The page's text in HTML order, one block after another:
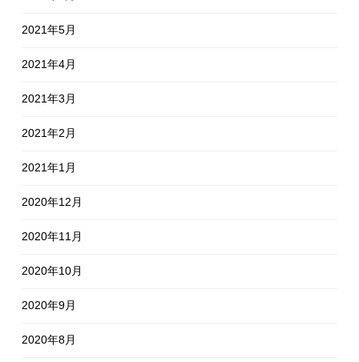
2021年5月
2021年4月
2021年3月
2021年2月
2021年1月
2020年12月
2020年11月
2020年10月
2020年9月
2020年8月